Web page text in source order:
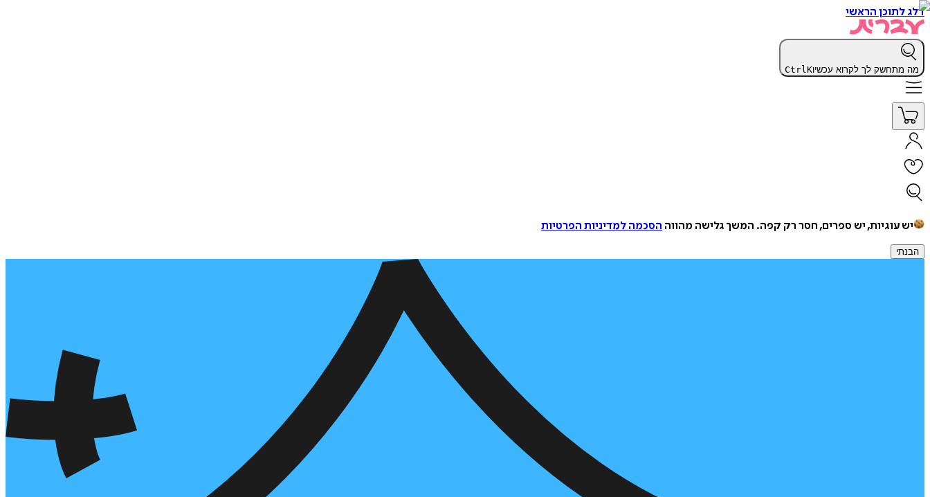
דלג לתוכן הראשי
מה מתחשק לך לקרוא עכשיו CtrlK
יש עוגיות, יש ספרים, חסר רק קפה. המשך גלישה מהווה הסכמה למדיניות הפרטיות
הבנתי